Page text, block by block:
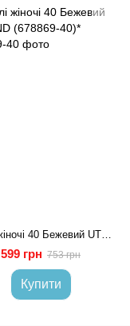
599 грн 753 грн
Купити